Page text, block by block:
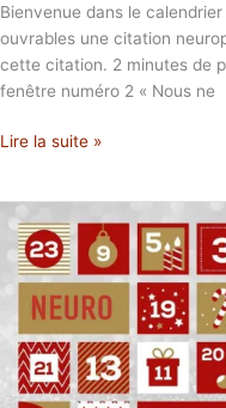
Bienvenue dans le calendrier
ouvrables une citation
cette citation. 2 minutes de
fenêtre numéro 2 « Nous ne
Lire la suite »
l’Avent
N°1L’apprentissage
organique